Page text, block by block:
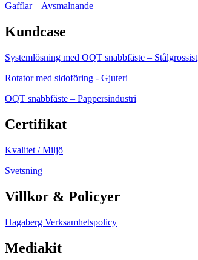
Gafflar – Avsmalnande
Kundcase
Systemlösning med OQT snabbfäste – Stålgrossist
Rotator med sidoföring - Gjuteri
OQT snabbfäste – Pappersindustri
Certifikat
Kvalitet / Miljö
Svetsning
Villkor & Policyer
Hagaberg Verksamhetspolicy
Mediakit